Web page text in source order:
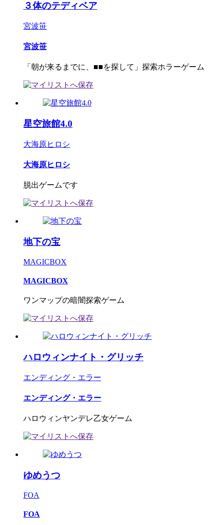
３体のテディベア
宮波笹
宮波笹
「朝が来るまでに、■■を探して」探索ホラーゲーム
星空旅館4.0
大海原ヒロシ
大海原ヒロシ
脱出ゲームです
地下の宝
MAGICBOX
MAGICBOX
ワンマップの暗闇探索ゲーム
ハロウィンナイト・グリッチ
エンディング・エラー
エンディング・エラー
ハロウィンヤンデレ乙女ゲーム
ゆめうつ
FOA
FOA